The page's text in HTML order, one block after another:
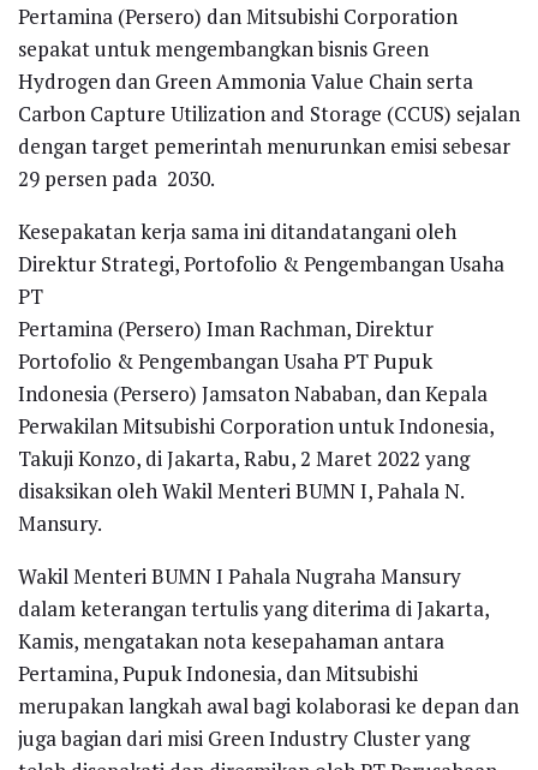
Pertamina (Persero) dan Mitsubishi Corporation
sepakat untuk mengembangkan bisnis Green
Hydrogen dan Green Ammonia Value Chain serta
Carbon Capture Utilization and Storage (CCUS) sejalan
dengan target pemerintah menurunkan emisi sebesar
29 persen pada 2030.
Kesepakatan kerja sama ini ditandatangani oleh
Direktur Strategi, Portofolio & Pengembangan Usaha
PT
Pertamina (Persero) Iman Rachman, Direktur
Portofolio & Pengembangan Usaha PT Pupuk
Indonesia (Persero) Jamsaton Nababan, dan Kepala
Perwakilan Mitsubishi Corporation untuk Indonesia,
Takuji Konzo, di Jakarta, Rabu, 2 Maret 2022 yang
disaksikan oleh Wakil Menteri BUMN I, Pahala N.
Mansury.
Wakil Menteri BUMN I Pahala Nugraha Mansury
dalam keterangan tertulis yang diterima di Jakarta,
Kamis, mengatakan nota kesepahaman antara
Pertamina, Pupuk Indonesia, dan Mitsubishi
merupakan langkah awal bagi kolaborasi ke depan dan
juga bagian dari misi Green Industry Cluster yang